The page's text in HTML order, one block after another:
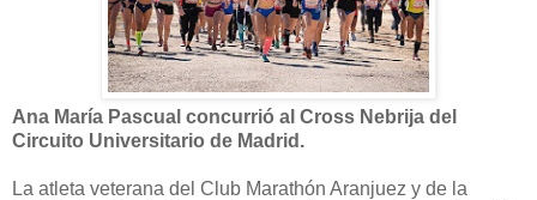
Ana María Pascual concurrió al Cross Nebrija del
Circuito Universitario de Madrid.
La atleta veterana del Club Marathón Aranjuez y de la